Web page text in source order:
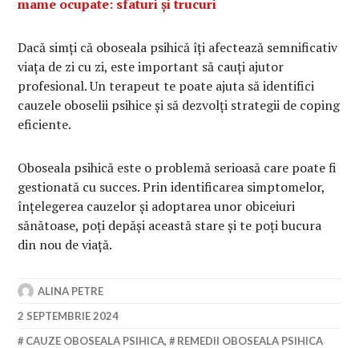
mame ocupate: sfaturi și trucuri
Dacă simți că oboseala psihică îți afectează semnificativ
viața de zi cu zi, este important să cauți ajutor
profesional. Un terapeut te poate ajuta să identifici
cauzele oboselii psihice și să dezvolți strategii de coping
eficiente.
Oboseala psihică este o problemă serioasă care poate fi
gestionată cu succes. Prin identificarea simptomelor,
înțelegerea cauzelor și adoptarea unor obiceiuri
sănătoase, poți depăși această stare și te poți bucura
din nou de viață.
ALINA PETRE
2 SEPTEMBRIE 2024
CAUZE OBOSEALA PSIHICA, REMEDII OBOSEALA PSIHICA